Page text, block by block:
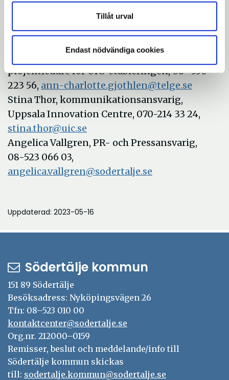
Tillåt urval
Endast nödvändiga cookies
Boel Godner, Kommunstyrelsens
ordförande, 08-523 068 65,
Ann-Charlotte Gjöthlén, kommunens
projektledare för UIC-etableringen, 08- 550
223 56, ann-charlotte.gjothlen@telge.se
Stina Thor, kommunikationsansvarig,
Uppsala Innovation Centre, 070-214 33 24,
stina.thor@uic.se
Angelica Vallgren, PR- och Pressansvarig,
08-523 066 03,
angelica.vallgren@sodertalje.se
Uppdaterad: 2023-05-16
Södertälje kommun
151 89 Södertälje
Besöksadress: Nyköpingsvägen 26
Tfn: 08–523 010 00
kontaktcenter@sodertalje.se
Org.nr. 212000–0159
Remisser, beslut och meddelande/info till
Södertälje kommun skickas
till: sodertalje.kommun@sodertalje.se